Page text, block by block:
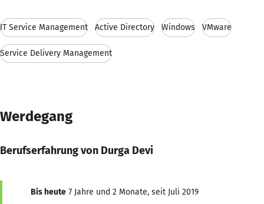
IT Service Management Active Directory Windows VMware
Service Delivery Management
Werdegang
Berufserfahrung von Durga Devi
Bis heute 7 Jahre und 2 Monate, seit Juli 2019